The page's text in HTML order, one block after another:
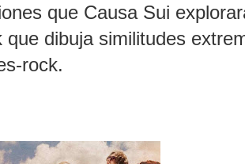
que Causa Sui
dibuja similitudes
rock.